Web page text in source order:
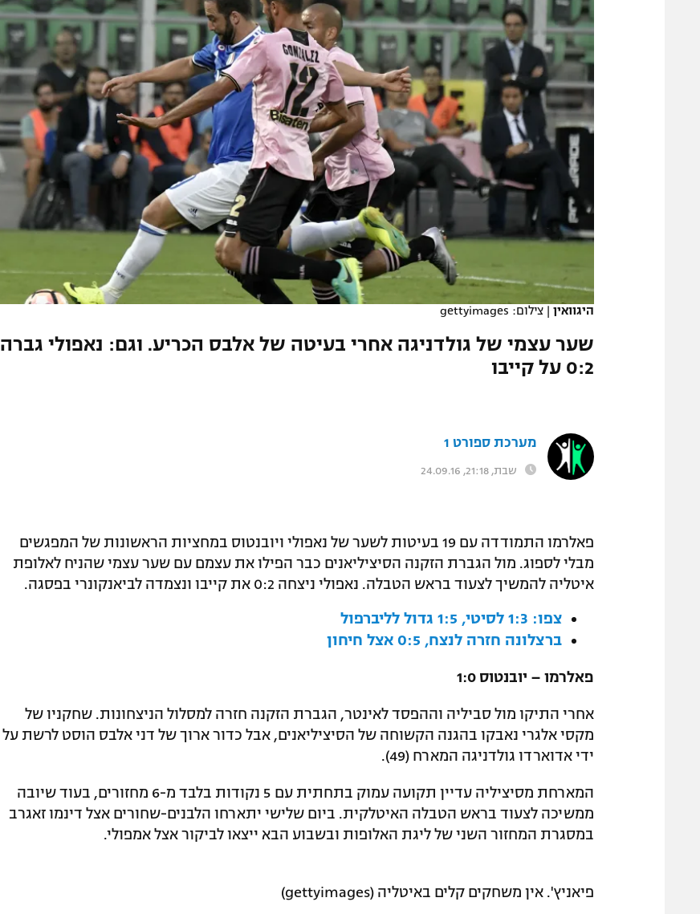
תקנון עבור פעילות ספורט 1 – "מרלן"
גיימינג E-Sports
תנאי שימוש
מדיניות פרטיות
תקנון פעילות ספורט 1
רשיון להקרנה פומבית לבית עסק
הצטרפות לחבילת הערוצים
תגיות
המגזין
הפועל באר שבע
מכבי נתניה
בני יהודה
ליגות נוספות
היגוואין | צילום: gettyimages
שער עצמי של גולדניגה אחרי בעיטה של אלבס הכריע. וגם: נאפולי גברה
0:2 על קייבו
מערכת ספורט 1
שבת, 21:18, 24.09.16
פאלרמו התמודדה עם 19 בעיטות לשער של נאפולי ויובנטוס במחציות הראשונות של המפגשים
מבלי לספוג. מול הגברת הזקנה הסיציליאנים כבר הפילו את עצמם עם שער עצמי שהניח לאלופת
איטליה להמשיך לצעוד בראש הטבלה. נאפולי ניצחה 0:2 את קייבו ונצמדה לביאנקונרי בפסגה.
צפו: 1:3 לסיטי, 1:5 גדול לליברפול
ברצלונה חזרה לנצח, 0:5 אצל חיחון
פאלרמו – יובנטוס 1:0
אחרי התיקו מול סביליה וההפסד לאינטר, הגברת הזקנה חזרה למסלול הניצחונות. שחקניו של
מקסי אלגרי נאבקו בהגנה הקשוחה של הסיציליאנים, אבל כדור ארוך של דני אלבס הוסט לרשת על
ידי אדוארדו גולדניגה המארח (49).
המארחת מסיציליה עדיין תקועה עמוק בתחתית עם 5 נקודות בלבד מ-6 מחזורים, בעוד שיובה
ממשיכה לצעוד בראש הטבלה האיטלקית. ביום שלישי יתארחו הלבנים-שחורים אצל דינמו זאגרב
במסגרת המחזור השני של ליגת האלופות ובשבוע הבא ייצאו לביקור אצל אמפולי.
פיאניץ'. אין משחקים קלים באיטליה (gettyimages)